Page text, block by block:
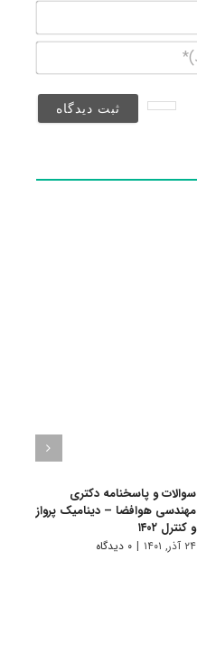
(منتشر
سوالات و پاسخنامه دکتری
مهندسی هوافضا – دینامیک پرواز
و کنترل ۱۴۰۲
۲۴ آذر, ۱۴۰۱ | ۰ دیدگاه